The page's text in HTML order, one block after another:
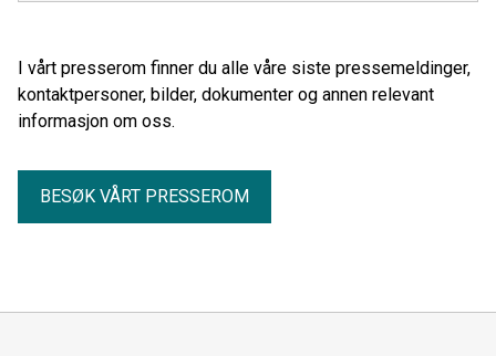
I vårt presserom finner du alle våre siste pressemeldinger,
kontaktpersoner, bilder, dokumenter og annen relevant
informasjon om oss.
BESØK VÅRT PRESSEROM